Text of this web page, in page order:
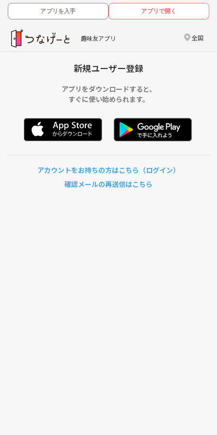
アプリを入手 アプリで開く
趣味友アプリ 全国
新規ユーザー登録
アプリをダウンロードすると、
すぐに使い始められます。
アカウントをお持ちの方はこちら（ログイン）
確認メールの再送信はこちら